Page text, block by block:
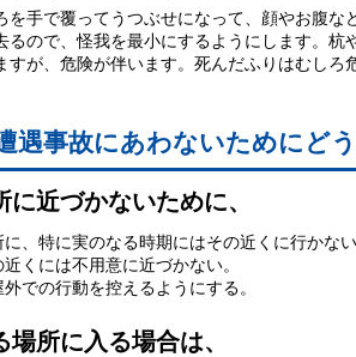
手で覆ってうつぶせになって、顔やお腹な
るので、怪我を最小にするようにします。
が、危険が伴います。死んだふりはむしろ
遇事故にあわないためにど
近づかないために、
、特に実のなる時期にはその近くに行かない
くには不用意に近づかない。
での行動を控えるようにする。
所に入る場合は、